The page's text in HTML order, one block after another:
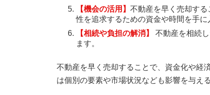
【機会の活用】 不動産を早く売却す
性を追求するための資金や時間を手に
【相続や負担の解消】
不動産を相続
ます。
不動産を早く売却することで、資金化や経
は個別の要素や市場状況なども影響を与え